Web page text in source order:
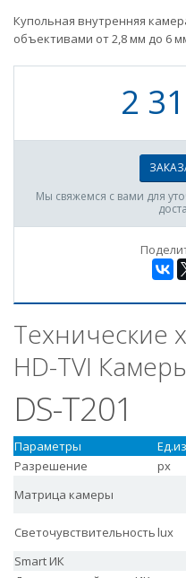
Купольная внутренняя
объективами от 2,8 мм до 6
2
Мы свяжемся с вами для
Технические
HD-TVI
DS-T201
Параметры
Разрешение
px
Матрица камеры
Светочувствительностьlux
Smart ИК